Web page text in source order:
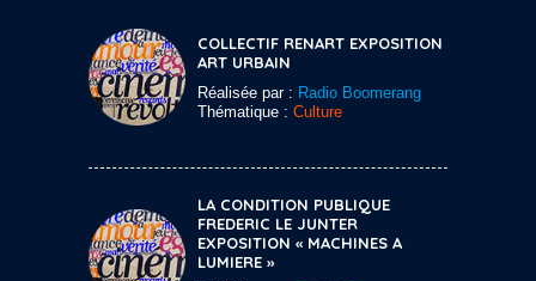
COLLECTIF RENART EXPOSITION
ART URBAIN
Réalisée par : Radio Boomerang
Thématique : Culture
LA CONDITION PUBLIQUE
FREDERIC LE JUNTER
EXPOSITION « MACHINES A
LUMIERE »